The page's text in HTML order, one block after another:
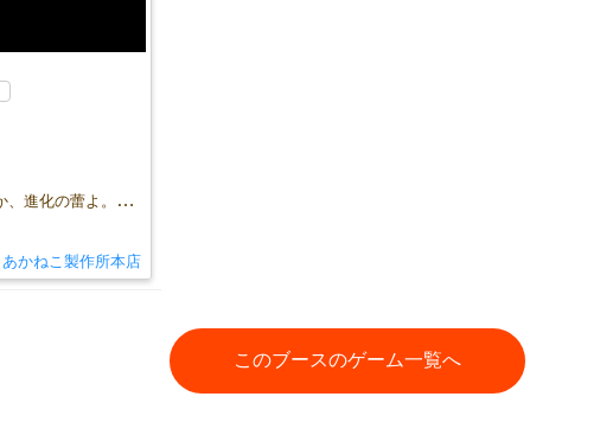
「この災禍を終わらせたいか、進化の蕾よ。ならば願望をかざせ。進化を願え」
あかねこ製作所本店
このブースのゲーム一覧へ